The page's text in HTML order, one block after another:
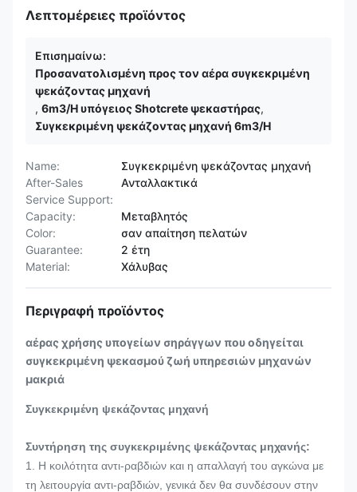
Λεπτομέρειες προϊόντος
Επισημαίνω:
Προσανατολισμένη προς τον αέρα συγκεκριμένη
ψεκάζοντας μηχανή
, 6m3/H υπόγειος Shotcrete ψεκαστήρας,
Συγκεκριμένη ψεκάζοντας μηχανή 6m3/H
Name:
Συγκεκριμένη ψεκάζοντας μηχανή
After-Sales
Service Support:
Ανταλλακτικά
Capacity:
Μεταβλητός
Color:
σαν απαίτηση πελατών
Guarantee:
2 έτη
Material:
Χάλυβας
Περιγραφή προϊόντος
αέρας χρήσης υπογείων σηράγγων που οδηγείται
συγκεκριμένη ψεκασμού ζωή υπηρεσιών μηχανών
μακριά
Συγκεκριμένη ψεκάζοντας μηχανή
Συντήρηση της συγκεκριμένης ψεκάζοντας μηχανής:
1. Η κοιλότητα αντι-ραβδιών και η απαλλαγή του αγκώνα με
τη λειτουργία αντι-ραβδιών, γενικά δεν θα συνδέσουν στην